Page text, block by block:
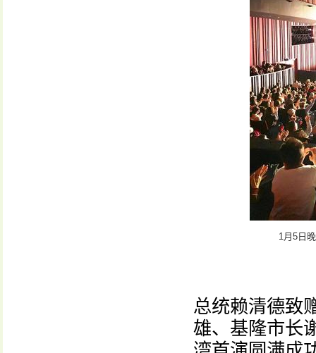
1月5日
总统赖清德致
雄、基隆市长